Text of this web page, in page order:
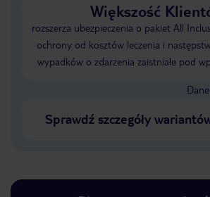
Większość
rozszerza ubezpieczenia o pakiet All
ochrony od kosztów leczenia i
wypadków o zdarzenia zaistniałe pod
Sprawdź szczegóły